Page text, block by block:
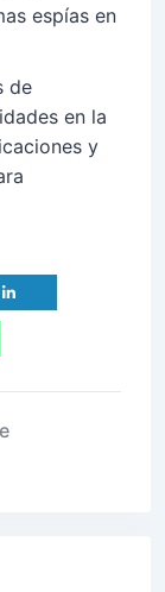
espías en
de
en la
y